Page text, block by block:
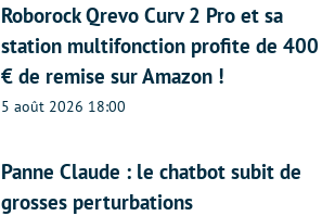
Roborock Qrevo Curv 2 Pro et sa
station multifonction profite de 400
€ de remise sur Amazon !
5 août 2026 18:00
Panne Claude : le chatbot subit de
grosses perturbations